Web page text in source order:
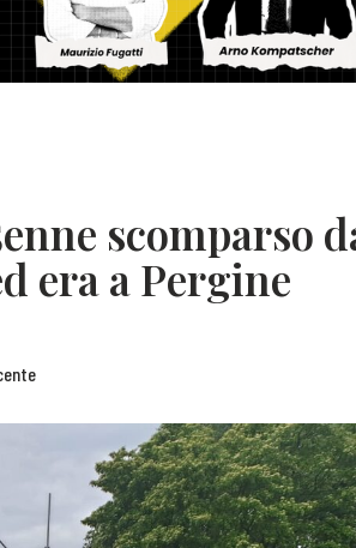
scomparso
era a Pergine